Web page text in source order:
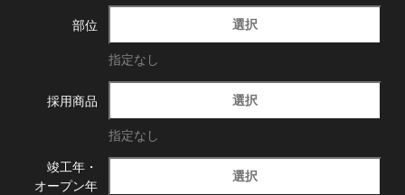
部位 選択
指定なし
採用商品 選択
指定なし
竣工年・
オープン年
選択